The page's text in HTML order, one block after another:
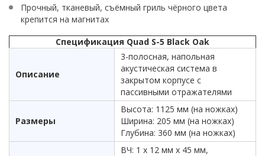
Прочный, тканевый, съёмный гриль чёрного цвета
крепится на магнитах
Спецификация Quad S-5 Black Oak
Описание
3-полосная, напольная
акустическая система в
закрытом корпусе с
пассивными отражателями
Размеры
Высота: 1125 мм (на ножках)
Ширина: 205 мм (на ножках)
Глубина: 360 мм (на ножках)
ВЧ: 1 х 12 мм x 45 мм,